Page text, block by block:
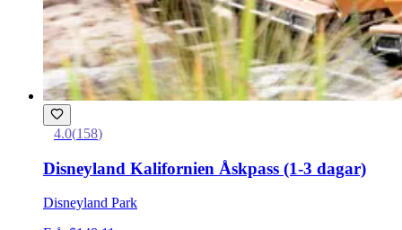
4.0(158)
Disneyland Kalifornien Åskpass (1-3 dagar)
Disneyland Park